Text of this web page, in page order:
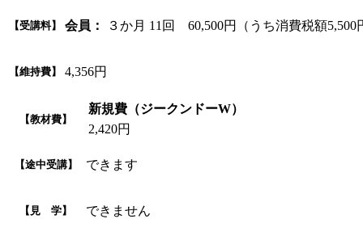
【受講料】 会員： ３か月 11回 60,500円（うち消費税額5,500
【維持費】 4,356円
【教材費】
新規費（ジークンドーW）
2,420円
【途中受講】 できます
【見 学】 できません